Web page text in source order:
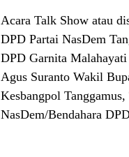
Acara Talk Show atau
DPD Partai NasDem
DPD Garnita
Agus Suranto Wakil
Kesbangpol
NasDem/Bendahara